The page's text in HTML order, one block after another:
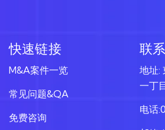
快速链接
M&A案件一览
常见问题&QA
免费咨询
联
地址:
一丁
电话